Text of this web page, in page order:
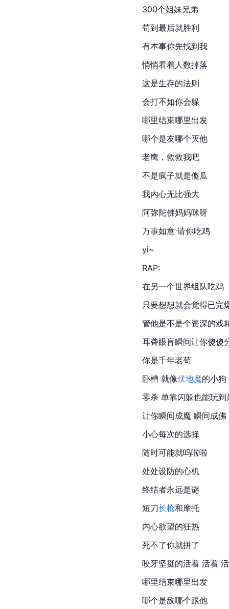
300个姐妹兄弟
苟到最后就胜利
有本事你先找到我
悄悄看着人数掉落
这是生存的法则
会打不如你会躲
哪里结束哪里出发
哪个是友哪个灭他
老鹰，救救我吧
不是疯子就是傻瓜
我内心无比强大
阿弥陀佛妈妈咪呀
万事如意 请你吃鸡
yi~
RAP:
在另一个世界组队吃鸡
只要想想就会觉得已完
管他是不是个资深的戏
耳聋眼盲瞬间让你傻傻
你是千年老苟
卧槽 就像伏地魔的小狗
零杀 单靠闪躲也能玩到
让你瞬间成魔 瞬间成
小心每次的选择
随时可能就呜啦啦
处处设防的心机
终结者永远是谜
短刀长枪和摩托
内心欲望的狂热
死不了你就拼了
咬牙坚挺的活着 活着
哪里结束哪里出发
哪个是敌哪个跟他